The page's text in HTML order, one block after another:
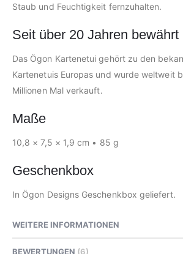
Staub und Feuchtigkeit fernzuhalten.
Seit über 20 Jahren bewährt
Das Ögon Kartenetui gehört zu den
Kartenetuis Europas und wurde weltweit
Millionen Mal verkauft.
Maße
10,8 × 7,5 × 1,9 cm • 85 g
Geschenkbox
In Ögon Designs Geschenkbox geliefert.
WEITERE INFORMATIONEN
BEWERTUNGEN 6